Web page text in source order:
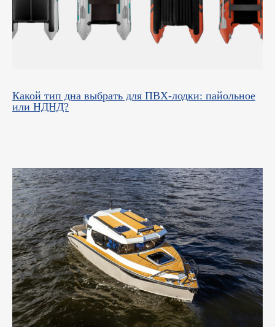
Какой тип дна выбрать для ПВХ-лодки: пайольное
или НДНД?
Контакты
ул. Четаева, д. 66А
+7 (843) 203-85-85
+7 (967) 770-77-62
Режим работы
2038585@mail.ru
Пн-Пт:с 9:00 до 19:00
Сб-Вс:выходные